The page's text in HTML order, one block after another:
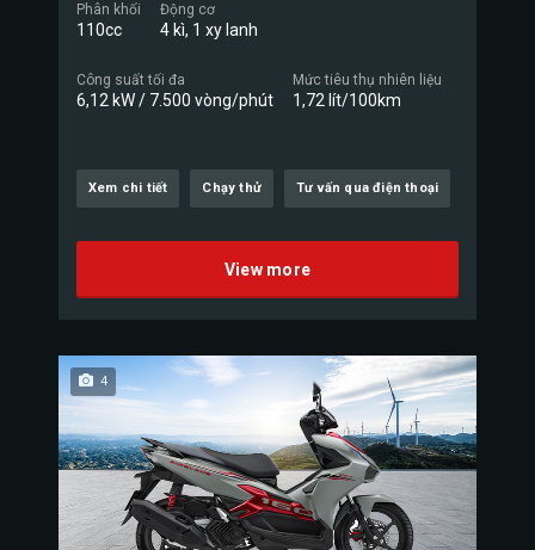
Phân khối
110cc
Động cơ
4 kì, 1 xy lanh
Công suất tối đa
6,12 kW / 7.500 vòng/phút
Mức tiêu thụ nhiên liệu
1,72 lít/100km
Xem chi tiết Chạy thử Tư vấn qua điện thoại
View more
4